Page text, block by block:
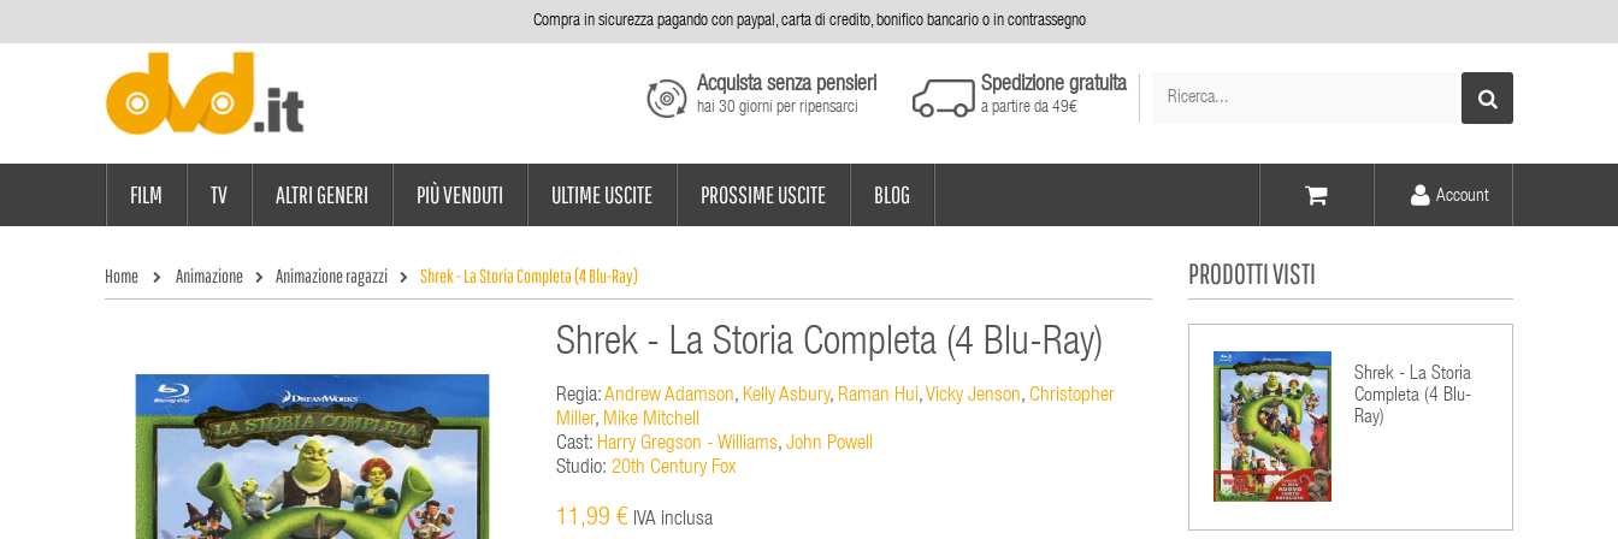
Compra in sicurezza pagando con paypal, carta di credito, bonifico bancario o in contrassegno
Elementi -
Acquista senza pensieri
hai 30 giorni per ripensarci
Spedizione gratuita
a partire da 49€
Account
FILM TV ALTRI GENERI PIÙ VENDUTI ULTIME USCITE PROSSIME USCITE BLOG
Home Animazione Animazione ragazzi Shrek - La Storia Completa (4 Blu-Ray)
Shrek - La Storia Completa (4 Blu-Ray)
Regia:Andrew Adamson, Kelly Asbury, Raman Hui,Vicky Jenson, Christopher
Miller, Mike Mitchell
Cast: Harry Gregson - Williams, John Powell
Studio: 20th Century Fox
11,99 € IVA inclusa
PRODOTTI VISTI
Shrek - La Storia
Completa (4 Blu-
Ray)